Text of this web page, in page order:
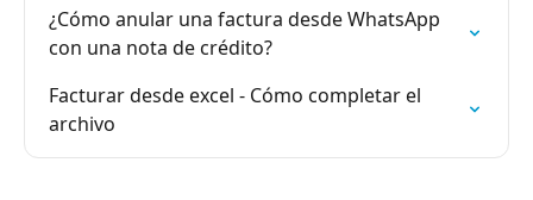
¿Cómo anular una factura desde WhatsApp
con una nota de crédito?
Facturar desde excel - Cómo completar el
archivo